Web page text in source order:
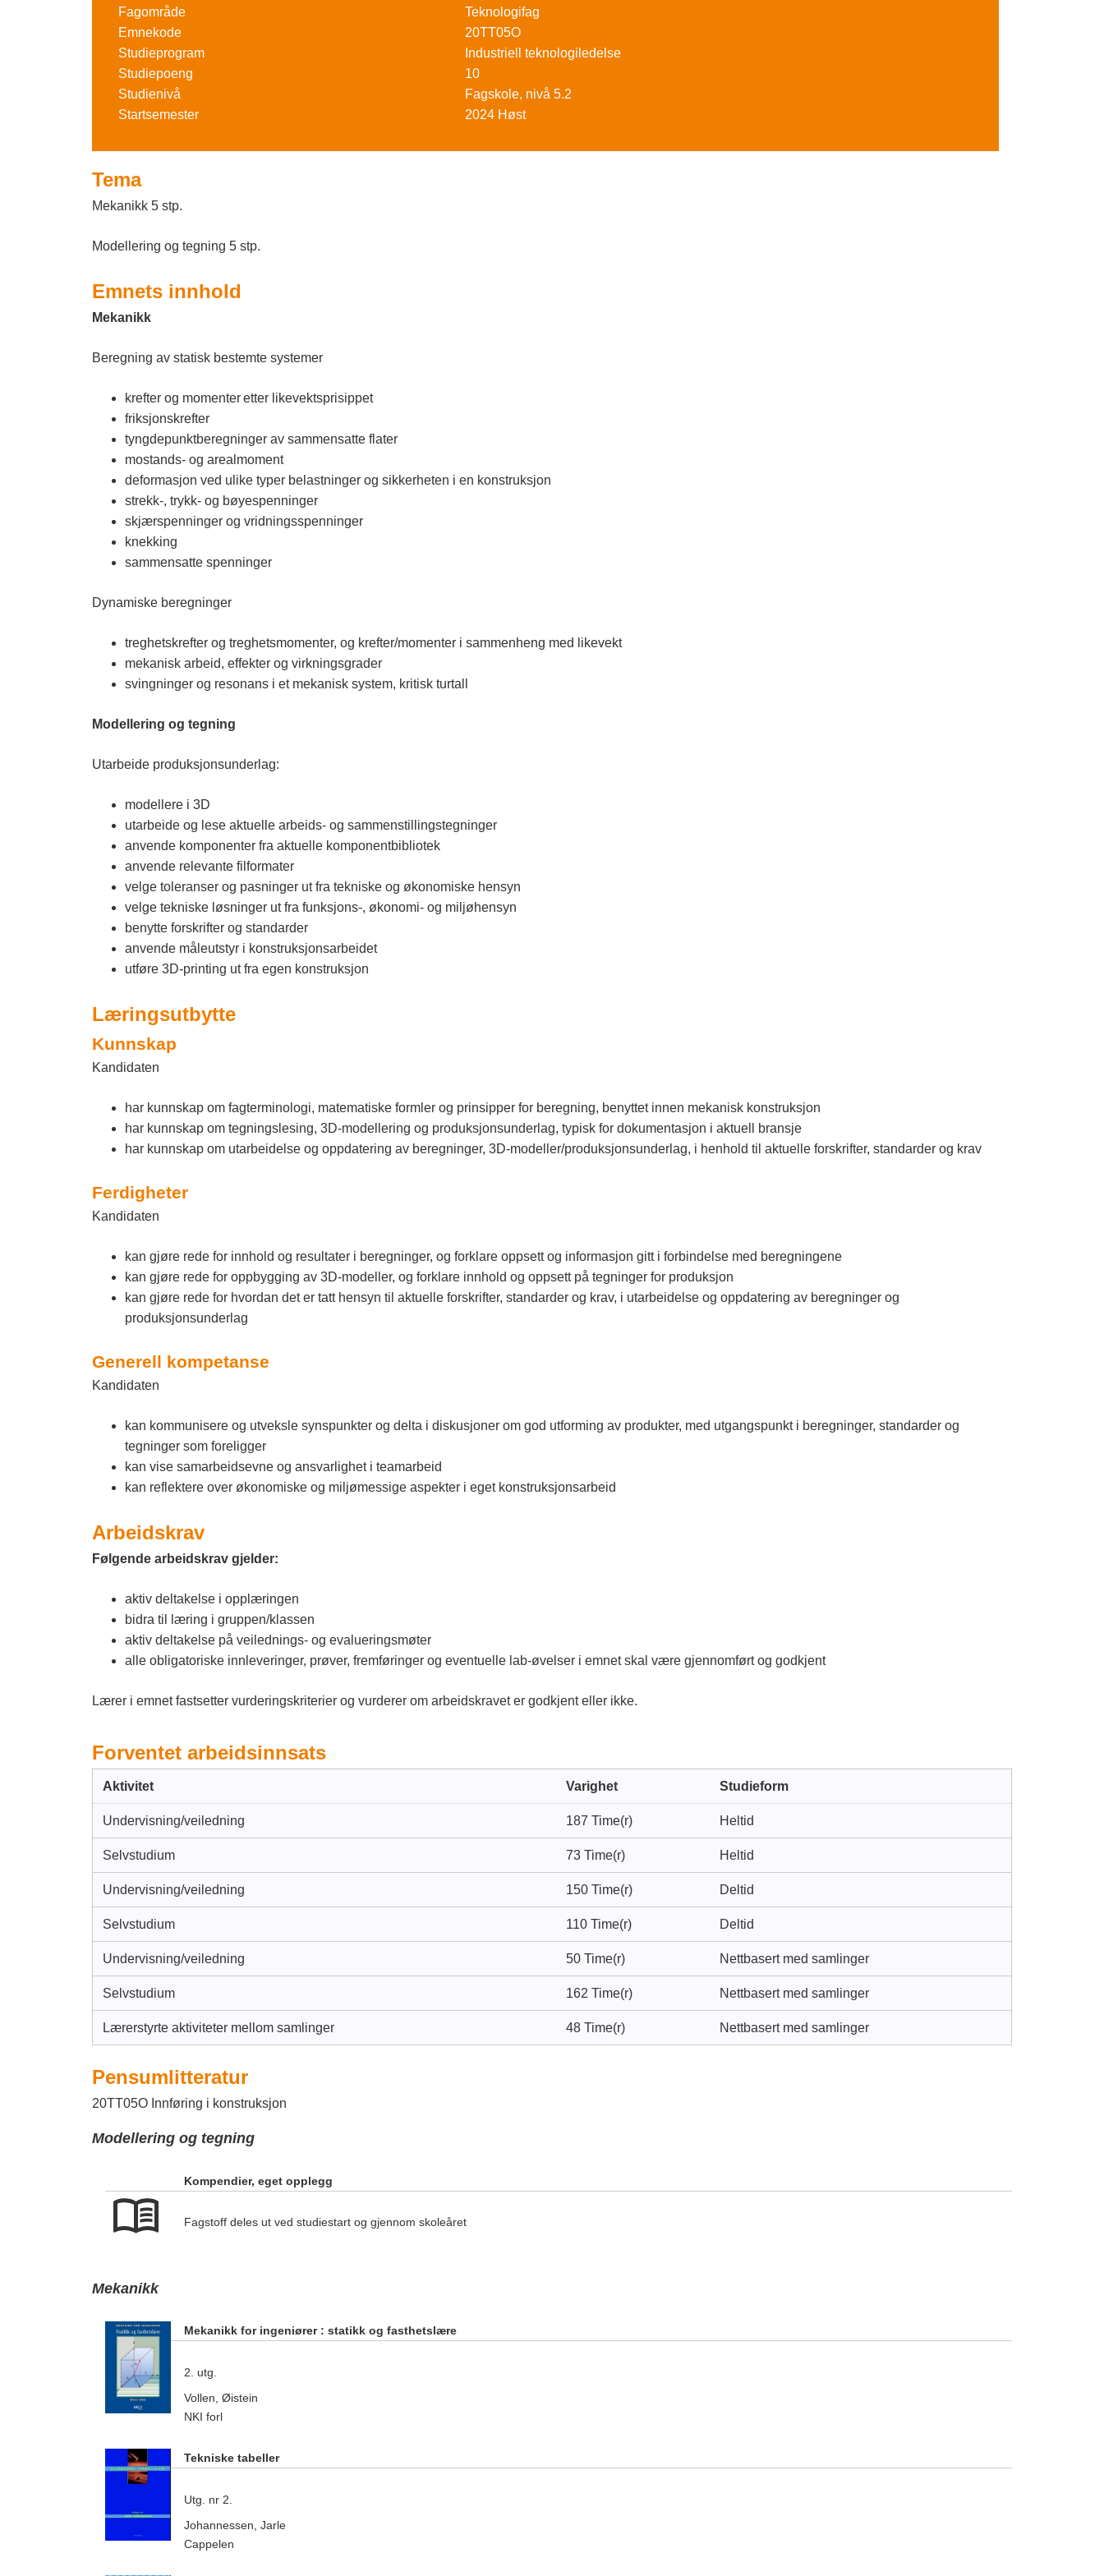
k
l
e
n
l
d
i
n
g
Fagområde
Teknologifag
Emnekode
20TT05O
Studieprogram
Industriell teknologiledelse
Studiepoeng
10
Studienivå
Fagskole, nivå 5.2
Startsemester
2024 Høst
Tema
Mekanikk 5 stp.
Modellering og tegning 5 stp.
Emnets innhold
Mekanikk
Beregning av statisk bestemte systemer
krefter og momenter etter likevektsprisippet
friksjonskrefter
tyngdepunktberegninger av sammensatte flater
mostands- og arealmoment
deformasjon ved ulike typer belastninger og sikkerheten i en konstruksjon
strekk-, trykk- og bøyespenninger
skjærspenninger og vridningsspenninger
knekking
sammensatte spenninger
Dynamiske beregninger
treghetskrefter og treghetsmomenter, og krefter/momenter i sammenheng med likevekt
mekanisk arbeid, effekter og virkningsgrader
svingninger og resonans i et mekanisk system, kritisk turtall
Modellering og tegning
Utarbeide produksjonsunderlag:
modellere i 3D
utarbeide og lese aktuelle arbeids- og sammenstillingstegninger
anvende komponenter fra aktuelle komponentbibliotek
anvende relevante filformater
velge toleranser og pasninger ut fra tekniske og økonomiske hensyn
velge tekniske løsninger ut fra funksjons-, økonomi- og miljøhensyn
benytte forskrifter og standarder
anvende måleutstyr i konstruksjonsarbeidet
utføre 3D-printing ut fra egen konstruksjon
Læringsutbytte
Kunnskap
Kandidaten
har kunnskap om fagterminologi, matematiske formler og prinsipper for beregning, benyttet innen mekanisk konstruksjon
har kunnskap om tegningslesing, 3D-modellering og produksjonsunderlag, typisk for dokumentasjon i aktuell bransje
har kunnskap om utarbeidelse og oppdatering av beregninger, 3D-modeller/produksjonsunderlag, i henhold til aktuelle forskrifter, standarder og krav
Ferdigheter
Kandidaten
kan gjøre rede for innhold og resultater i beregninger, og forklare oppsett og informasjon gitt i forbindelse med beregningene
kan gjøre rede for oppbygging av 3D-modeller, og forklare innhold og oppsett på tegninger for produksjon
kan gjøre rede for hvordan det er tatt hensyn til aktuelle forskrifter, standarder og krav, i utarbeidelse og oppdatering av beregninger og
produksjonsunderlag
Generell kompetanse
Kandidaten
kan kommunisere og utveksle synspunkter og delta i diskusjoner om god utforming av produkter, med utgangspunkt i beregninger, standarder og
tegninger som foreligger
kan vise samarbeidsevne og ansvarlighet i teamarbeid
kan reflektere over økonomiske og miljømessige aspekter i eget konstruksjonsarbeid
Arbeidskrav
Følgende arbeidskrav gjelder:
aktiv deltakelse i opplæringen
bidra til læring i gruppen/klassen
aktiv deltakelse på veilednings- og evalueringsmøter
alle obligatoriske innleveringer, prøver, fremføringer og eventuelle lab-øvelser i emnet skal være gjennomført og godkjent
Lærer i emnet fastsetter vurderingskriterier og vurderer om arbeidskravet er godkjent eller ikke.
Forventet arbeidsinnsats
Aktivitet Varighet Studieform
Undervisning/veiledning 187 Time(r) Heltid
Selvstudium 73 Time(r) Heltid
Undervisning/veiledning 150 Time(r) Deltid
Selvstudium 110 Time(r) Deltid
Undervisning/veiledning 50 Time(r) Nettbasert med samlinger
Selvstudium 162 Time(r) Nettbasert med samlinger
Lærerstyrte aktiviteter mellom samlinger 48 Time(r) Nettbasert med samlinger
Pensumlitteratur
20TT05O Innføring i konstruksjon
Modellering og tegning
Kompendier, eget opplegg
Fagstoff deles ut ved studiestart og gjennom skoleåret
Mekanikk
Mekanikk for ingeniører : statikk og fasthetslære
2. utg.
Vollen, Øistein
NKI forl
Tekniske tabeller
Utg. nr 2.
Johannessen, Jarle
Cappelen